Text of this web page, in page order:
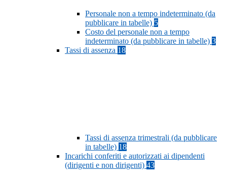
Personale non a tempo indeterminato (da
pubblicare in tabelle) 5
Costo del personale non a tempo
indeterminato (da pubblicare in tabelle) 3
Tassi di assenza 18
Tassi di assenza trimestrali (da pubblicare
in tabelle) 18
Incarichi conferiti e autorizzati ai dipendenti
(dirigenti e non dirigenti) 43